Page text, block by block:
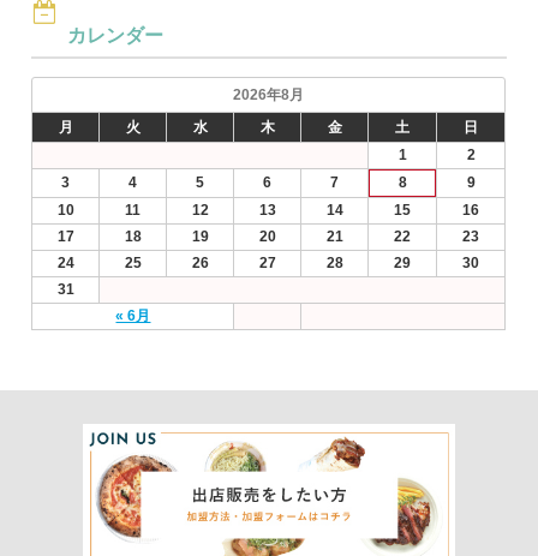
カレンダー
2026年8月
月
火 水 木 金 土 日
« 6月
1
2
3
4 5 6 7 8
9
10
11 12 13 14 15
16
17
18 19 20 21 22
23
24
25 26 27 28 29
30
31